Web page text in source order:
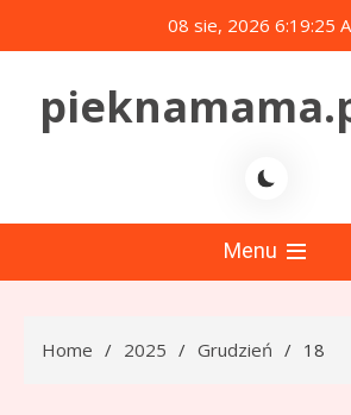
to
08 sie, 2026 6:19:25
Menu
Home 2025 Grudzień 18